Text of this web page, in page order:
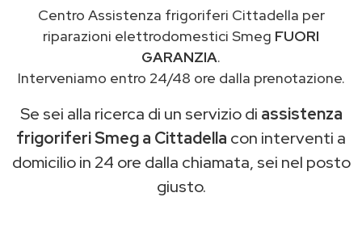
Centro Assistenza frigoriferi Cittadella per
riparazioni elettrodomestici Smeg FUORI
GARANZIA.
Interveniamo entro 24/48 ore dalla prenotazione.
Se sei alla ricerca di un servizio di assistenza
frigoriferi Smeg a Cittadella con interventi a
domicilio in 24 ore dalla chiamata, sei nel posto
giusto.